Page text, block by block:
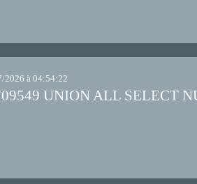
2026 à 04:54:22
UNION ALL SELECT